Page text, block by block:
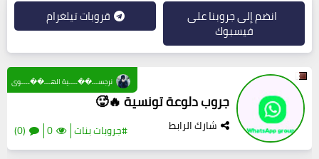
انضم إلى جروبنا على
فيسبوك
قروبات تيلغرام
جروب دلوعة تونسية 🔥🥵
شارك الرابط #جروبات بنات 0
(0)
نرجســـ��ــــية الهـــ��ــــوى